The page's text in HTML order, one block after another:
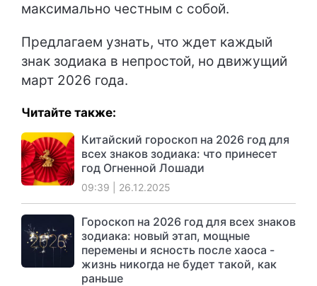
максимально честным с собой.
Предлагаем узнать, что ждет каждый
знак зодиака в непростой, но движущий
март 2026 года.
Читайте также:
Китайский гороскоп на 2026 год для
всех знаков зодиака: что принесет
год Огненной Лошади
09:39 | 26.12.2025
Гороскоп на 2026 год для всех знаков
зодиака: новый этап, мощные
перемены и ясность после хаоса -
жизнь никогда не будет такой, как
раньше